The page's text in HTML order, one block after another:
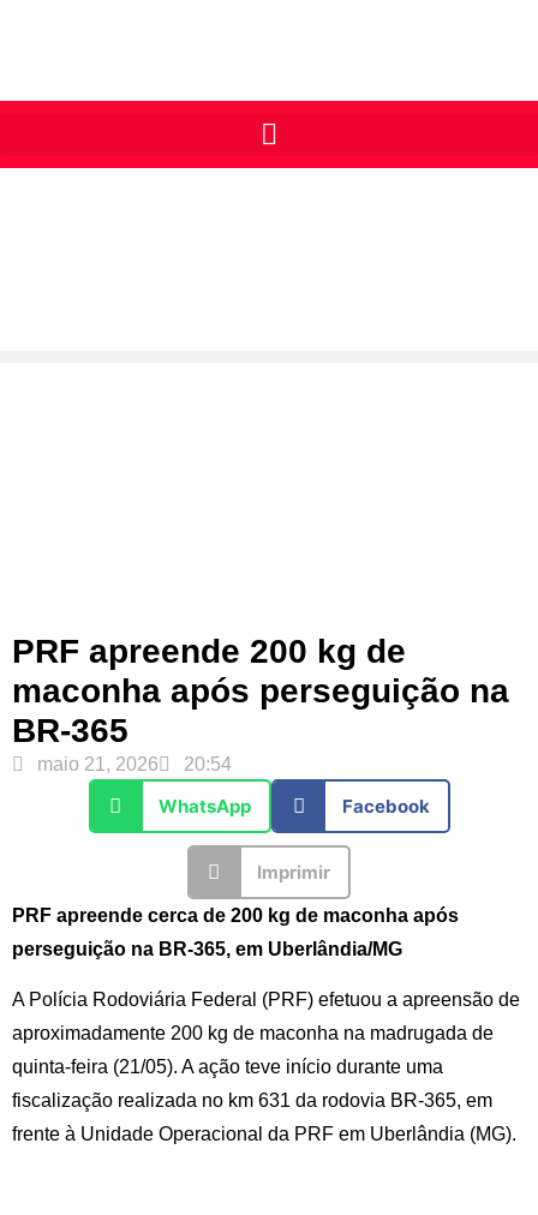
PRF apreende 200 kg de
maconha após perseguição na
BR-365
maio 21, 2026 20:54
WhatsApp Facebook
Imprimir
PRF apreende cerca de 200 kg de maconha após
perseguição na BR-365, em Uberlândia/MG
A Polícia Rodoviária Federal (PRF) efetuou a apreensão de
aproximadamente 200 kg de maconha na madrugada de
quinta-feira (21/05). A ação teve início durante uma
fiscalização realizada no km 631 da rodovia BR-365, em
frente à Unidade Operacional da PRF em Uberlândia (MG).